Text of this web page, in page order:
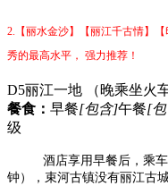
2.【丽水金沙】【丽江千古情】
秀的最高水平， 强力推荐！
D5丽江一地 （晚乘坐火
餐食： 早餐[包含]午餐[
级
酒店享用早餐后，乘
钟），束河古镇没有丽江古